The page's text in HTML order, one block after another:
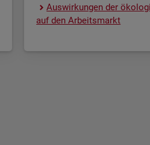
Aus­wir­kun­gen der
auf den Ar­beits­markt